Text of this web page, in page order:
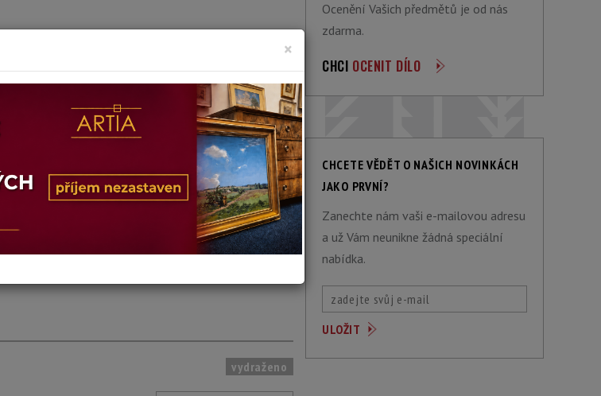
vydraženo
VÍCE INFORMACÍ
vydraženo
VÍCE INFORMACÍ
vydraženo
Ocenění Vašich předmětů je od nás
zdarma.
CHCI OCENIT DÍLO
CHCETE VĚDĚT O NAŠICH NOVINKÁCH
JAKO PRVNÍ?
Zanechte nám vaši e-mailovou adresu
a už Vám neunikne žádná speciální
nabídka.
×